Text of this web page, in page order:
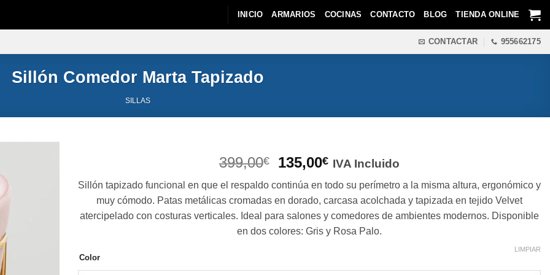
INICIO ARMARIOS COCINAS CONTACTO BLOG TIENDA ONLINE
CONTACTAR 955662175
Sillón Comedor Marta Tapizado
SILLAS
399,00€
El
precio
original
era:
399,00€.
135,00€El
actual
es:
135,00€.
IVA Incluido
Sillón tapizado funcional en que el respaldo continúa en todo su perímetro a la misma altura, ergonómico y
muy cómodo. Patas metálicas cromadas en dorado, carcasa acolchada y tapizada en tejido Velvet
atercipelado con costuras verticales. Ideal para salones y comedores de ambientes modernos. Disponible
en dos colores: Gris y Rosa Palo.
Color
LIMPIAR